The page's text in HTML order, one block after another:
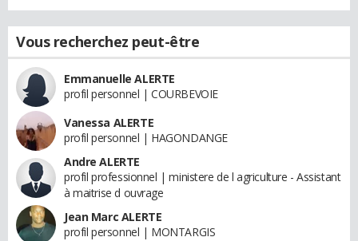
Vous recherchez peut-être
Emmanuelle ALERTE
profil personnel | COURBEVOIE
Vanessa ALERTE
profil personnel | HAGONDANGE
Andre ALERTE
profil professionnel | ministere de l agriculture - Assistant
à maitrise d ouvrage
Jean Marc ALERTE
profil personnel | MONTARGIS